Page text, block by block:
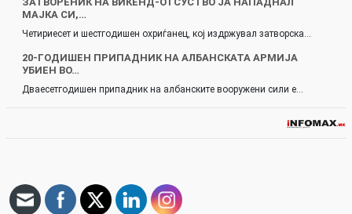
МАЈКА СИ,…
Четириесет и шестгодишен охриѓанец, кој издржувал затворска…
20-ГОДИШЕН ПРИПАДНИК НА АЛБАНСКАТА АРМИЈА
УБИЕН ВО…
Дваесетгодишен припадник на албанските вооружени сили е…